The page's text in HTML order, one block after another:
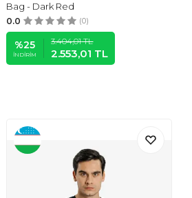
Bag - Dark Red
0.0 (0)
%25
İNDIRIM
3.404,01TL
2.553,01 TL